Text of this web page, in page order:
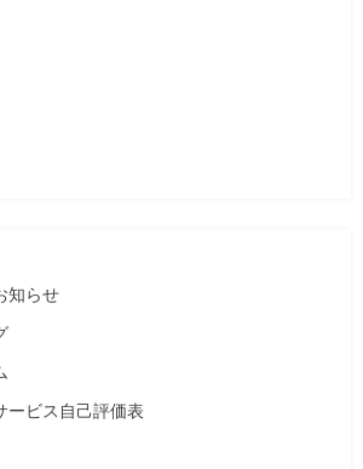
知らせ
ービス自己評価表